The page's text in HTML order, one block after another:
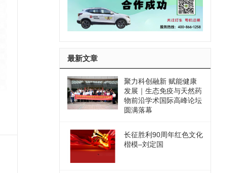
最新文章
聚力科创融新 赋能健康
发展｜生态免疫与天然药
物前沿学术国际高峰论坛
圆满落幕
长征胜利90周年红色文化
楷模–刘定国